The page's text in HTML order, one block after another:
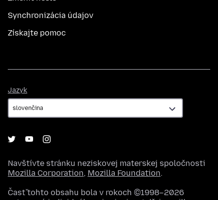
Synchronizácia údajov
Získajte pomoc
Jazyk
Navštívte stránku neziskovej materskej spoločnosti
Mozilla Corporation, Mozilla Foundation.
Časť tohto obsahu bola v rokoch ©1998–2026